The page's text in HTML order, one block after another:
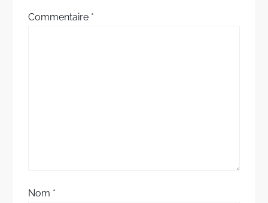
i
’
Commentaire *
Nom *